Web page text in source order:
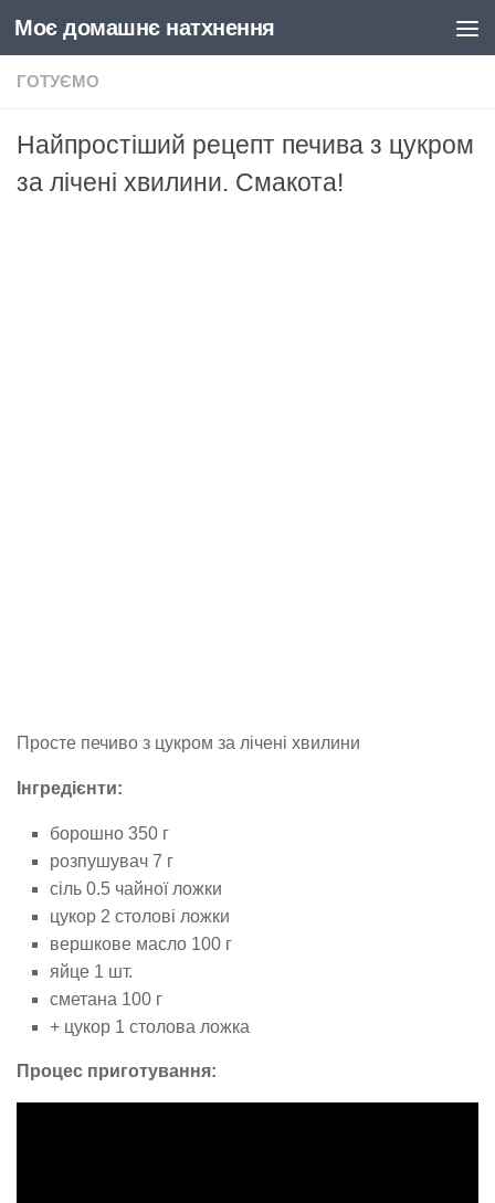
Skip to content
Моє домашнє натхнення
ГОТУЄМО
Найпростіший рецепт печива з цукром
за лічені хвилини. Смакота!
Просте печиво з цукром за лічені хвилини
Інгредієнти:
борошно 350 г
розпушувач 7 г
сіль 0.5 чайної ложки
цукор 2 столові ложки
вершкове масло 100 г
яйце 1 шт.
сметана 100 г
+ цукор 1 столова ложка
Процес приготування: